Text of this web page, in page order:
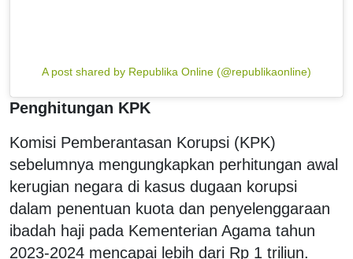
A post shared by Republika Online (@republikaonline)
Penghitungan KPK
Komisi Pemberantasan Korupsi (KPK)
sebelumnya mengungkapkan perhitungan awal
kerugian negara di kasus dugaan korupsi
dalam penentuan kuota dan penyelenggaraan
ibadah haji pada Kementerian Agama tahun
2023-2024 mencapai lebih dari Rp 1 triliun.